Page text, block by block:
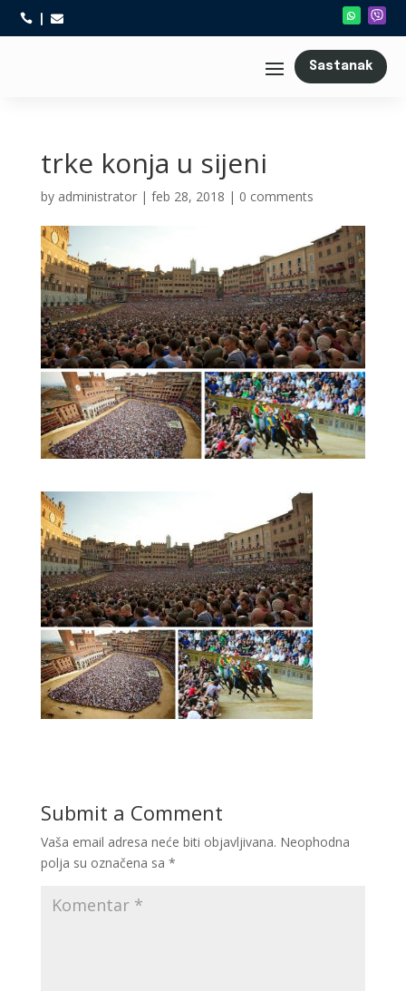
 
Sastanak
trke konja u sijeni
by administrator| feb 28, 2018 | 0 comments
Submit a Comment
Vaša email adresa neće biti objavljivana. Neophodna
polja su označena sa *